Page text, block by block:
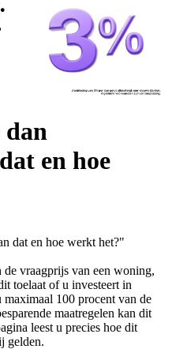
dan
en hoe
dat en hoe werkt het?"
vraagprijs van een woning,
toelaat of u investeert in
maximaal 100 procent van de
maatregelen kan dit
leest u precies hoe dit
gelden.